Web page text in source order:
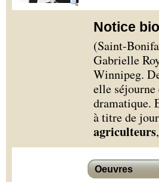
Notice
(Saint-
Gabrielle
Winnipeg.
elle
dramatique.
à titre de
agriculteurs,
Oeuvres